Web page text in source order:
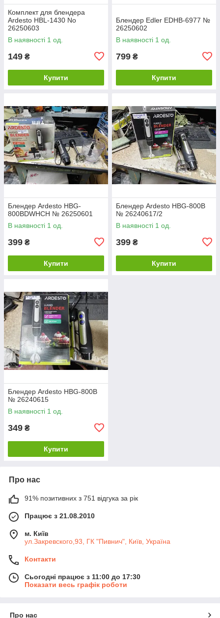
Комплект для блендера
Ardesto HBL-1430 No
26250603
В наявності 1 од.
149 ₴
Купити
Блендер Edler EDHB-6977 №
26250602
В наявності 1 од.
799 ₴
Купити
Блендер Ardesto HBG-
800BDWHCH № 26250601
В наявності 1 од.
399 ₴
Купити
Блендер Ardesto HBG-800B
№ 26240617/2
В наявності 1 од.
399 ₴
Купити
Блендер Ardesto HBG-800B
№ 26240615
В наявності 1 од.
349 ₴
Купити
Про нас
91% позитивних з 751 відгука за рік
Працює з 21.08.2010
м. Київ
ул.Закревского,93, ГК "Пивнич", Київ, Україна
Контакти
Сьогодні працює з 11:00 до 17:30
Показати весь графік роботи
Про нас